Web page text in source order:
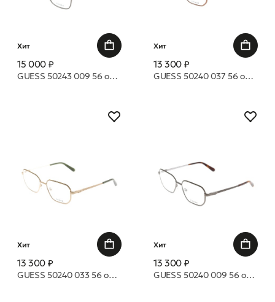
Хит
15 000 ₽
GUESS 50243 009 56 оправа
Хит
13 300 ₽
GUESS 50240 037 56 оправа
Хит
13 300 ₽
GUESS 50240 033 56 оправа
Хит
13 300 ₽
GUESS 50240 009 56 оправа